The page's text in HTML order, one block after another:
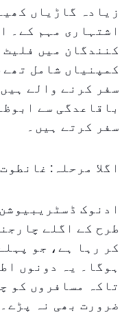
زیادہ گاڑیاں
اشتہاری مہم کے۔
کنندگان میں
کمپنیاں شامل
سفر کرنے والے
باقاعدگی سے
سفر کرتے ہیں۔
اگلا مرحلہ: غانطوت
ادنوک
طرح کے اگلے
کر رہا ہے، جو
ہوگا۔ یہ دونوں
تاکہ مسافروں کو
ضرورت بھی نہ